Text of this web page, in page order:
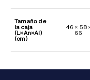
Tamaño de
la caja
(L×An×Al)
(cm)
46 × 58
66